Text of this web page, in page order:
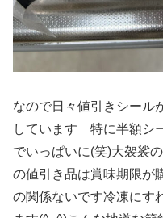
なので日々値引きシール
しています 特に半額シ
でいっぱいに(笑)大袈裟
の値引き品は賞味期限が
の関係ないです冷凍にす